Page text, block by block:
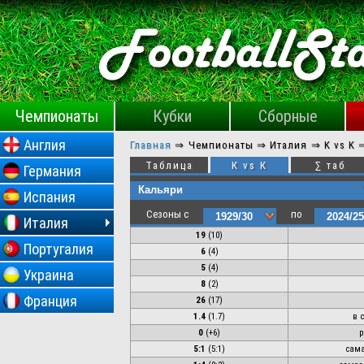
Чемпионаты Кубки Сборные
Англия
Германия
Испания
Италия
Португалия
Украина
Франция
Главная ⇒ Чемпионаты ⇒Италия ⇒ K vs K
Таблица
К vs К ∑ таб
Сезоны с по
19 (10)
6(4)
5(4)
8(2)
26 (17)
1.4 (1.7)
в
0 (+6)
5:1 (5:1)